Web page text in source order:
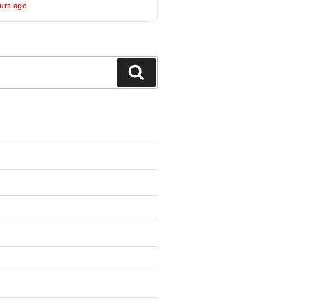
ago